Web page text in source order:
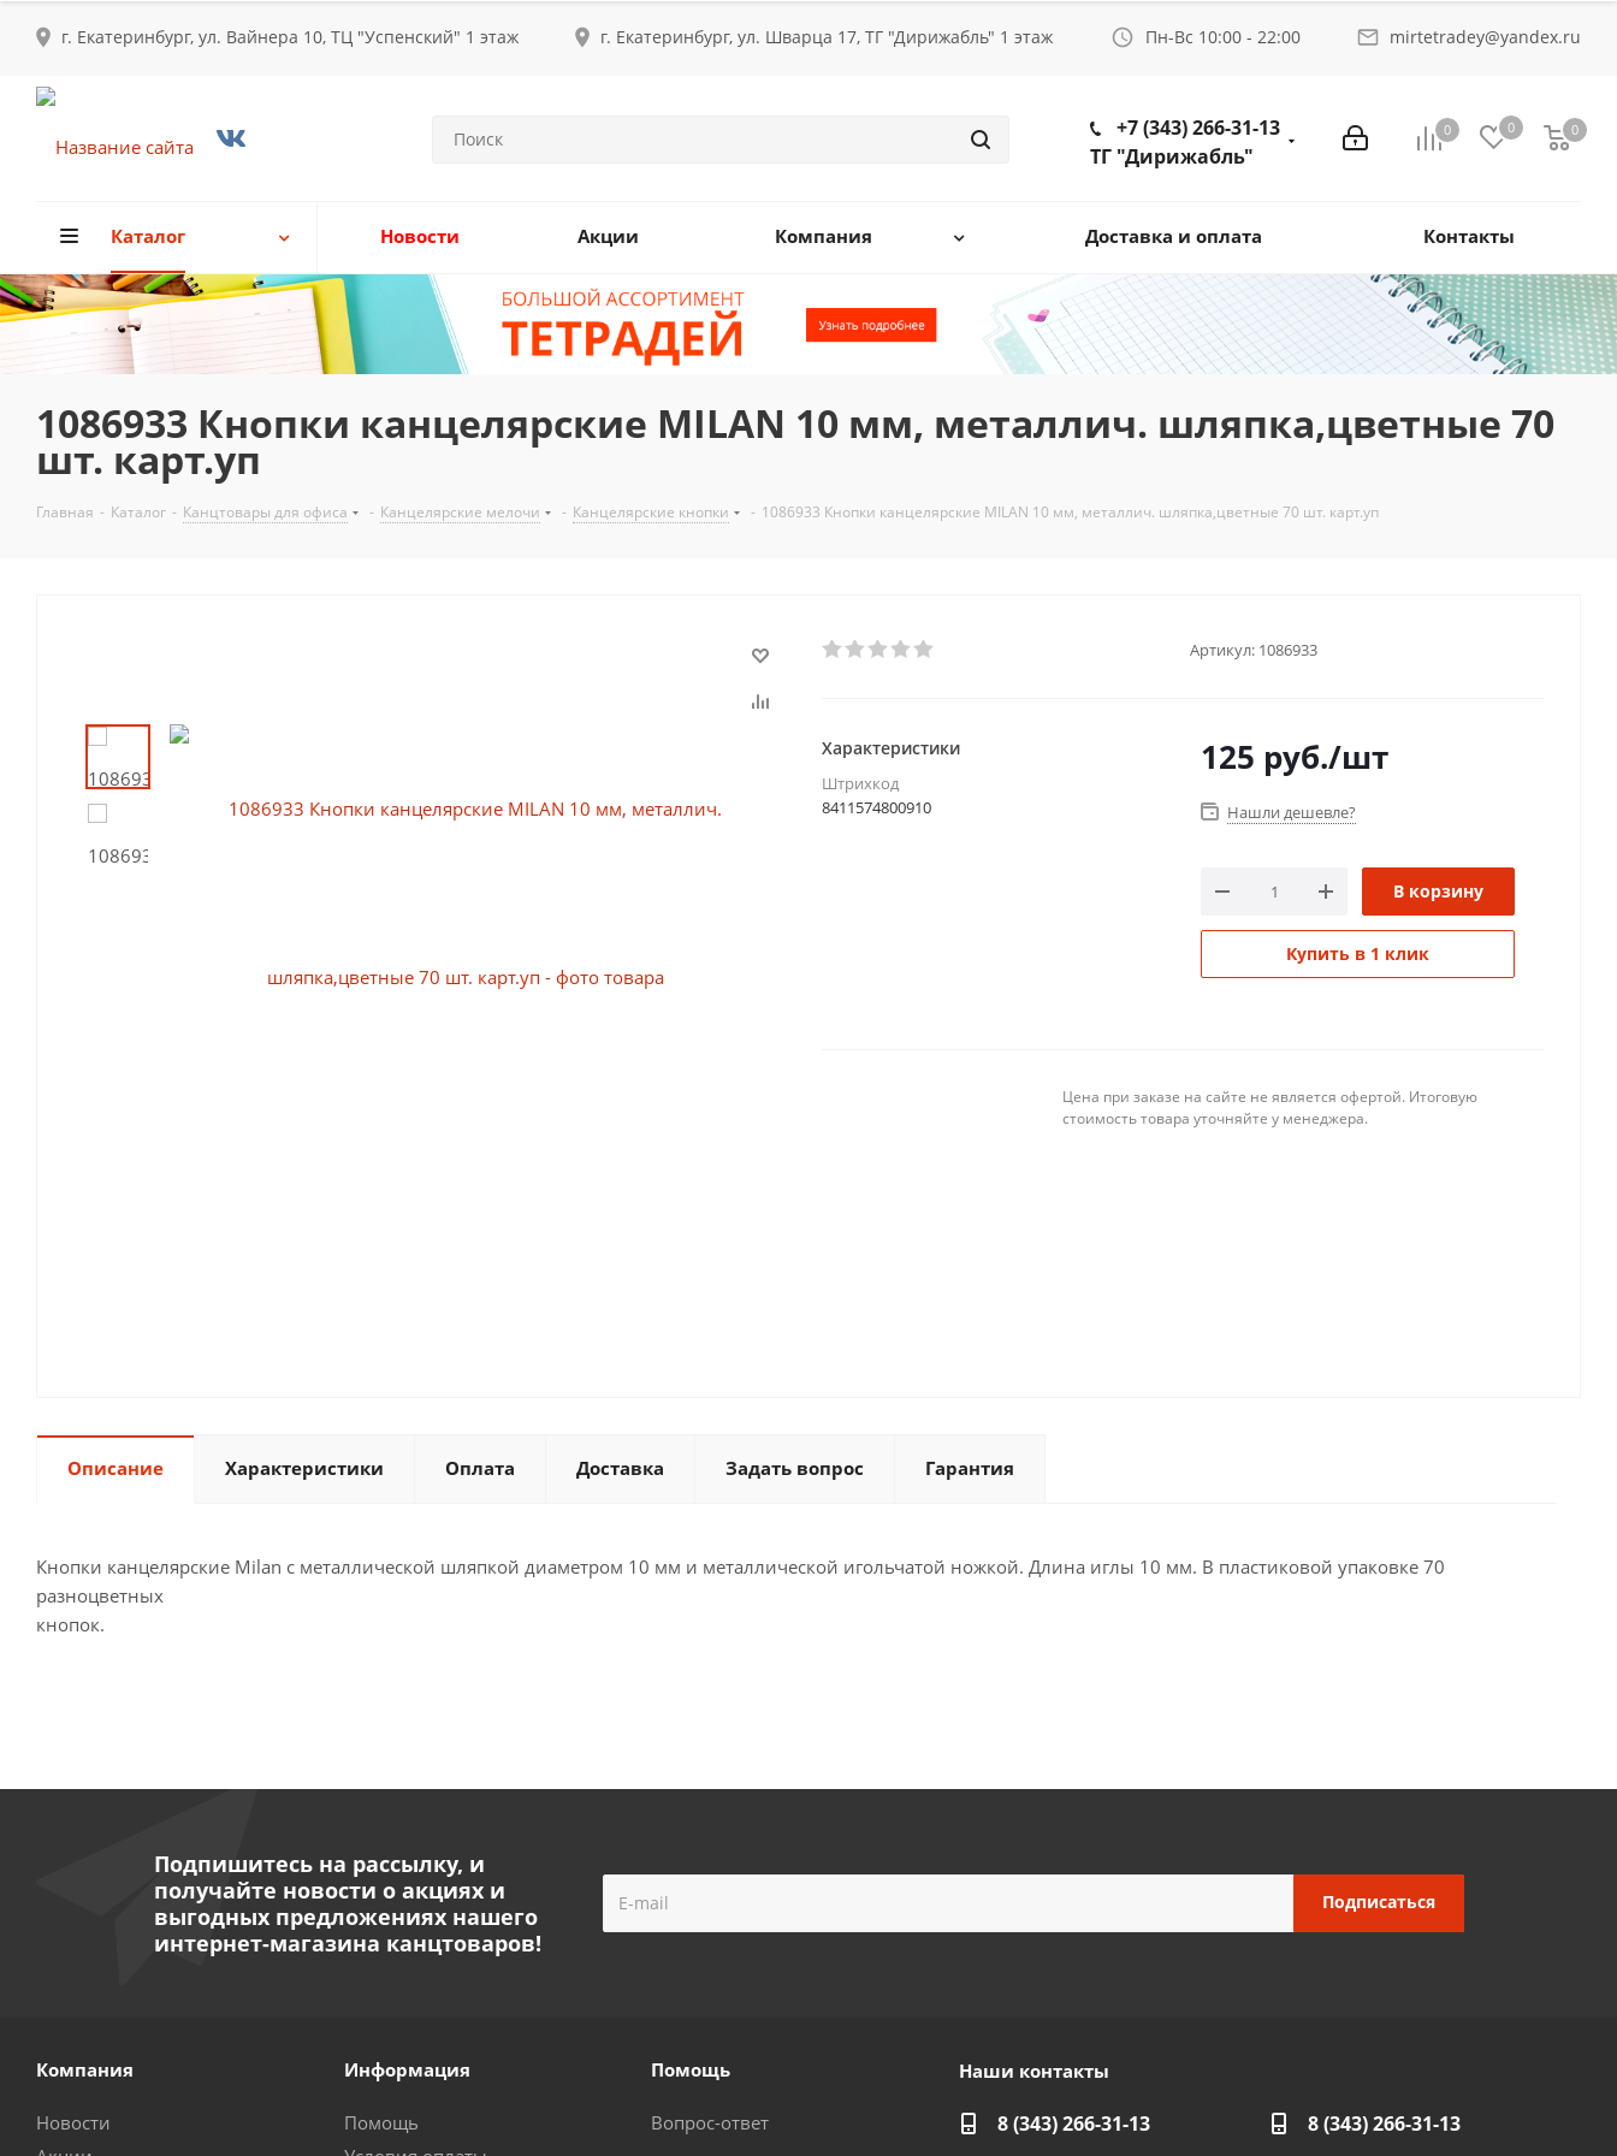
г. Екатеринбург, ул. Вайнера 10, ТЦ "Успенский" 1 этаж г. Екатеринбург, ул. Шварца 17, ТГ "Дирижабль" 1 этаж Пн-Вс 10:00 - 22:00 mirtetradey@yandex.ru
0 0 0
+7 (343) 266-31-13
ТГ "Дирижабль"
Каталог Новости Акции Компания Доставка и оплата Контакты
1086933 Кнопки канцелярские MILAN 10 мм, металлич. шляпка,цветные 70
шт. карт.уп
Главная - Каталог - Канцтовары для офиса - Канцелярские мелочи - Канцелярские кнопки - 1086933 Кнопки канцелярские MILAN 10 мм, металлич. шляпка,цветные 70 шт. карт.уп
Артикул: 1086933
Характеристики
Штрихкод
8411574800910
125 руб./шт
Нашли дешевле?
В корзину
Купить в 1 клик
Цена при заказе на сайте не является офертой. Итоговую
стоимость товара уточняйте у менеджера.
Описание Характеристики Оплата Доставка Задать вопрос Гарантия
Кнопки канцелярские Milan с металлической шляпкой диаметром 10 мм и металлической игольчатой ножкой. Длина иглы 10 мм. В пластиковой упаковке 70
разноцветных
Подпишитесь на рассылку, и
получайте новости о акциях и
выгодных предложениях нашего
интернет-магазина канцтоваров!
Компания
Новости
Информация
Помощь
Помощь
Вопрос-ответ
Наши контакты
8 (343) 266-31-13 8 (343) 266-31-13